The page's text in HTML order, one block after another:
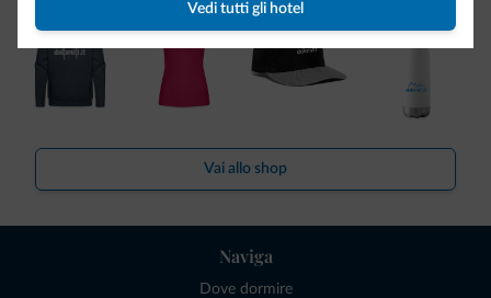
Vedi tutti gli hotel
Vai allo shop
Naviga
Dove dormire